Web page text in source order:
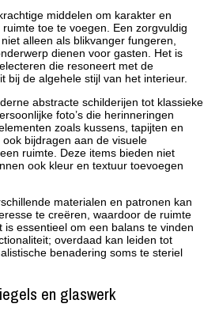
middelen om karakter en
toe te voegen. Een zorgvuldig
alleen als blikvanger fungeren,
dienen voor gasten. Het is
die resoneert met de
bij de algehele stijl van het interieur.
abstracte schilderijen tot klassieke
foto’s die herinneringen
zoals kussens, tapijten en
bijdragen aan de visuele
ruimte. Deze items bieden niet
ook kleur en textuur toevoegen
materialen en patronen kan
te creëren, waardoor de ruimte
is essentieel om een balans te vinden
overdaad kan leiden tot
benadering soms te steriel
en glaswerk